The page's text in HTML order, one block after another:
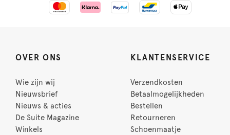
OVER ONS
Wie zijn wij
Nieuwsbrief
Nieuws & acties
De Suite Magazine
Winkels
KLANTENSERVICE
Verzendkosten
Betaalmogelijkheden
Bestellen
Retourneren
Schoenmaatje